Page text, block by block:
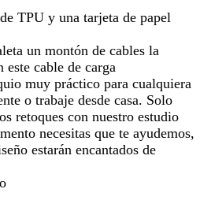
TPU y una tarjeta de papel
un montón de cables la
cable de carga
muy práctico para cualquiera
o trabaje desde casa. Solo
retoques con nuestro estudio
necesitas que te ayudemos,
estarán encantados de